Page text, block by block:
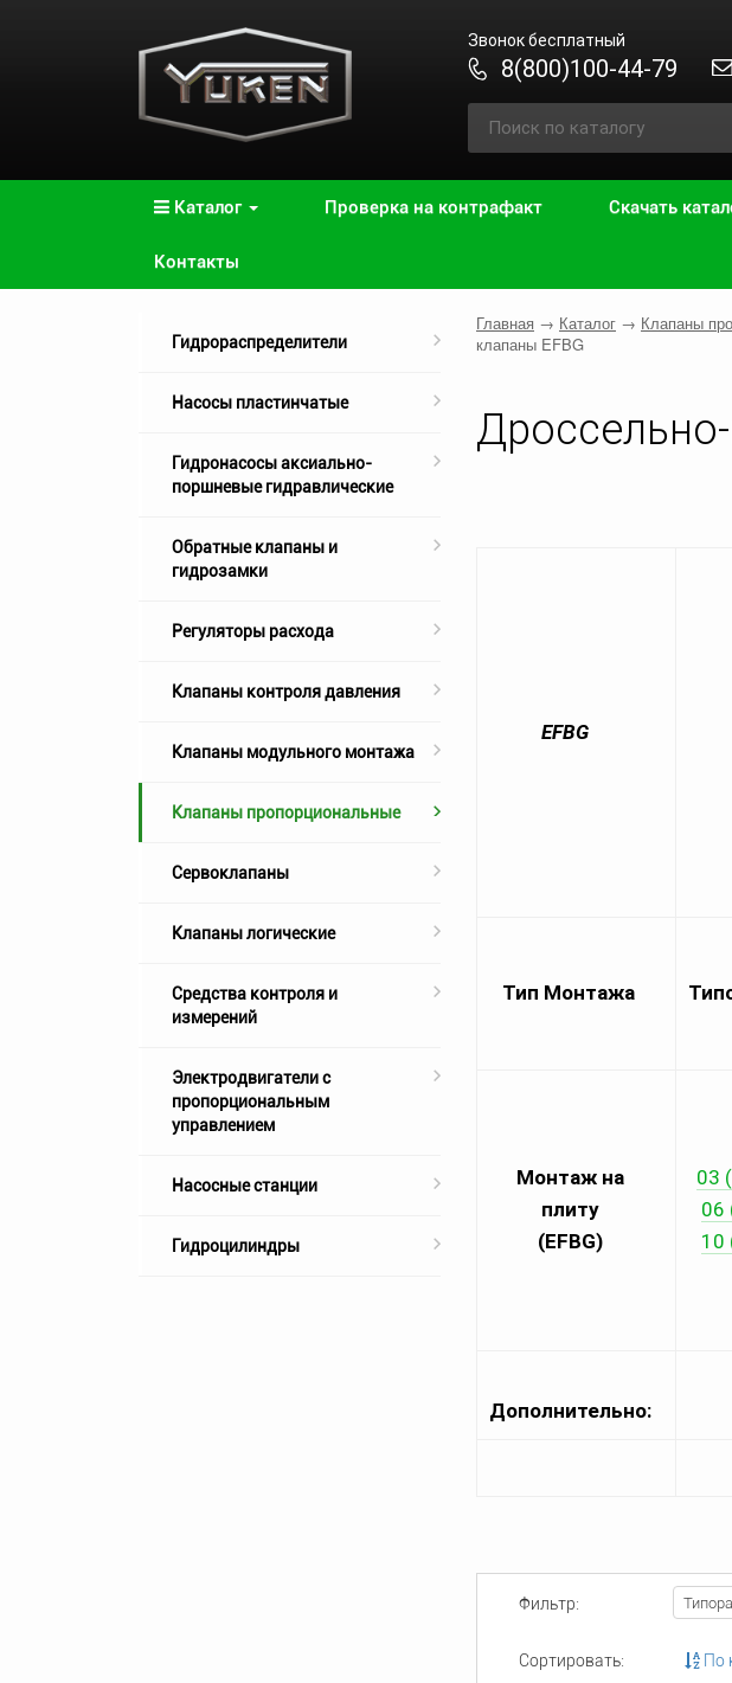
Звонок бесплатный
8(800)100-44-79
Каталог Проверка на контрафакт Скачать
Контакты
Гидрораспределители
Насосы пластинчатые
Гидронасосы аксиально-
поршневые гидравлические
Обратные клапаны и
гидрозамки
Регуляторы расхода
Клапаны контроля давления
Клапаны модульного монтажа
Клапаны пропорциональные
Сервоклапаны
Клапаны логические
Средства контроля и
измерений
Электродвигатели с
пропорциональным
управлением
Насосные станции
Гидроцилиндры
Главная → Каталог → Клапаны
клапаны EFBG
EFBG
Тип Монтажа
Монтаж на
плиту
(EFBG)
03
06
10
Дополнительно:
Фильтр:
Сортировать: По